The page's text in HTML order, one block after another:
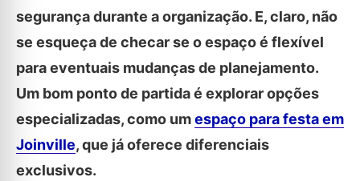
segurança durante a organização. E, claro, não
se esqueça de checar se o espaço é flexível
para eventuais mudanças de planejamento.
Um bom ponto de partida é explorar opções
especializadas, como umespaço para festa em
Joinville, que já oferece diferenciais
exclusivos.